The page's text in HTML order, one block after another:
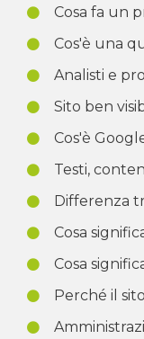
Cosa fa un
Cos'è una
Analisti e
Sito ben
Cos'è
Testi,
Differenza
Cosa
Cosa
Perché il